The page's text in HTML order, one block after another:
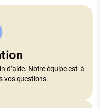
d’aide. Notre équipe est là
vos questions.